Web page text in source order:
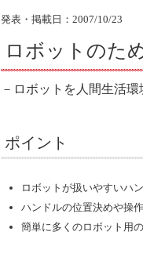
発表・掲載日：2007/10/23
ロボットのた
－ロボットを人間生活
ポイント
ロボットが扱いやすいハ
ハンドルの位置決めや操
簡単に多くのロボット用